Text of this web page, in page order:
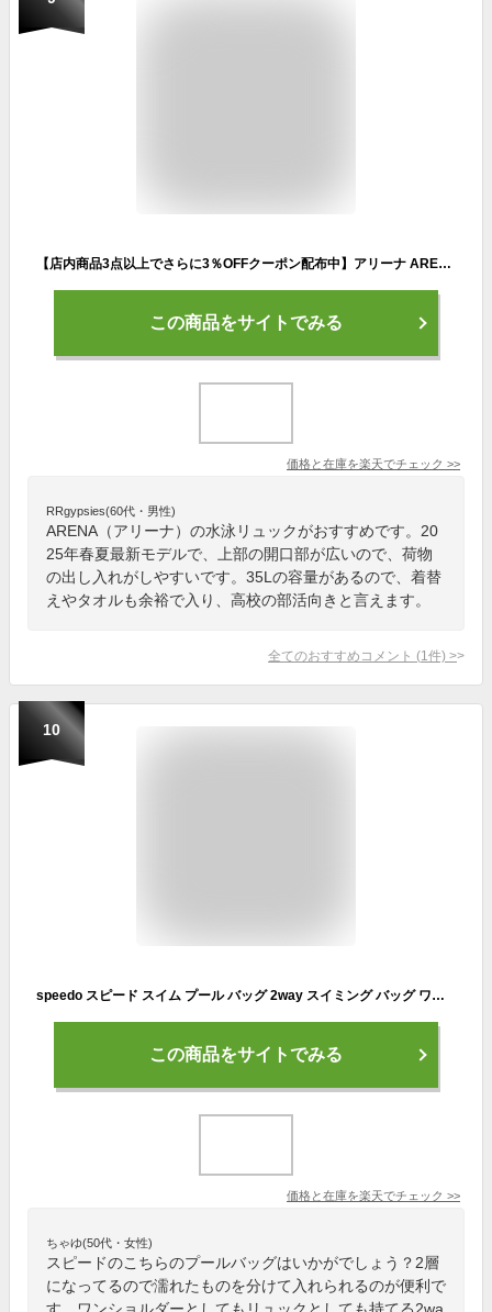
【店内商品3点以上でさらに3％OFFクーポン配布中】アリーナ ARENA 水泳 バックパック リュック スイミングバッグ デイバッグ スポーツバッグ 2025年春夏モデル AS5SBP11U
この商品をサイトでみる
価格と在庫を楽天でチェック >>
RRgypsies(60代・男性)
ARENA（アリーナ）の水泳リュックがおすすめです。20
25年春夏最新モデルで、上部の開口部が広いので、荷物
の出し入れがしやすいです。35Lの容量があるので、着替
えやタオルも余裕で入り、高校の部活向きと言えます。
全てのおすすめコメント (1 件) >
10
speedo スピード スイム プール バッグ 2way スイミング バッグ ワンショルダー 斜めがけ リュック 2室 靴入れ キッズ ジュニア 小学生 中学生 高校生 女の子 男の子 レディース メンズ 部活 クラブ活動 試合 ジム スポーツSD95B04 ジュニア スイムバッグ
この商品をサイトでみる
価格と在庫を楽天でチェック >>
ちゃゆ(50代・女性)
スピードのこちらのプールバッグはいかがでしょう？2層
になってるので濡れたものを分けて入れられるのが便利で